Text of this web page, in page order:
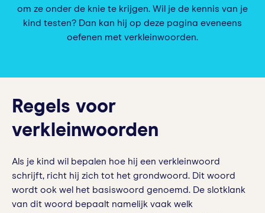
om ze onder de knie te krijgen. Wil je de kennis van je
kind testen? Dan kan hij op deze pagina eveneens
oefenen met verkleinwoorden.
Regels voor
verkleinwoorden
Als je kind wil bepalen hoe hij een verkleinwoord
schrijft, richt hij zich tot het grondwoord. Dit woord
wordt ook wel het basiswoord genoemd. De slotklank
van dit woord bepaalt namelijk vaak welk